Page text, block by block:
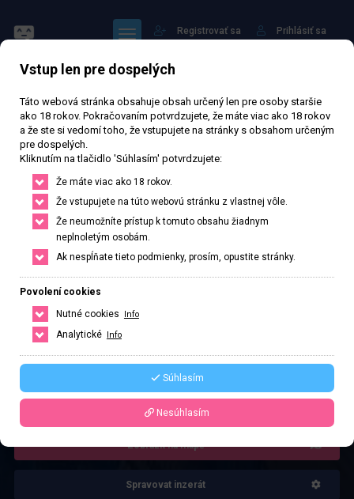
Prihlásiť sa
Registrovať sa
Vanessa Sk
70 577 zhlédnutí Ověřený inzerát Aktivní 96 dní
25 rokov Veľkosť C Slovenská
Bratislava, Bratislavský kraj, Slovenská republika
+421 905559699
Řekněte že voláte z webu www.privatzone.com
Zobrazit na mapě
Spravovat inzerát
Vstup len pre dospelých
Táto webová stránka obsahuje obsah určený len pre osoby staršie
ako 18 rokov. Pokračovaním potvrdzujete, že máte viac ako 18 rokov
a že ste si vedomí toho, že vstupujete na stránky s obsahom určeným
pre dospelých.
Kliknutím na tlačidlo 'Súhlasím' potvrdzujete:
Že máte viac ako 18 rokov.
Že vstupujete na túto webovú stránku z vlastnej vôle.
Že neumožníte prístup k tomuto obsahu žiadnym
neplnoletým osobám.
Ak nespĺňate tieto podmienky, prosím, opustite stránky.
Povolení cookies
Nutné cookies
Info
Analytické Info
Súhlasím
Nesúhlasím